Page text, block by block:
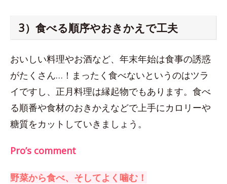
3）食べる順序やおきかえで工夫
おいしい料理やお酒など、年末年始は食事の誘惑
がたくさん…！まったく食べないというのはツラ
イですし、正月料理は縁起物でもあります。食べ
る順番や食材のおきかえなどで上手にカロリーや
糖質をカットしていきましょう。
Pro’s comment
野菜から食べ、そしてよく噛む！